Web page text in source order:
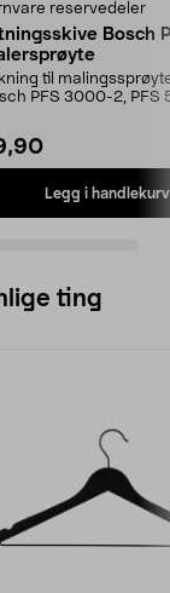
reservedeler
Bosch
til
PFS 3000-2, PFS
Legg i handlekurv
ting